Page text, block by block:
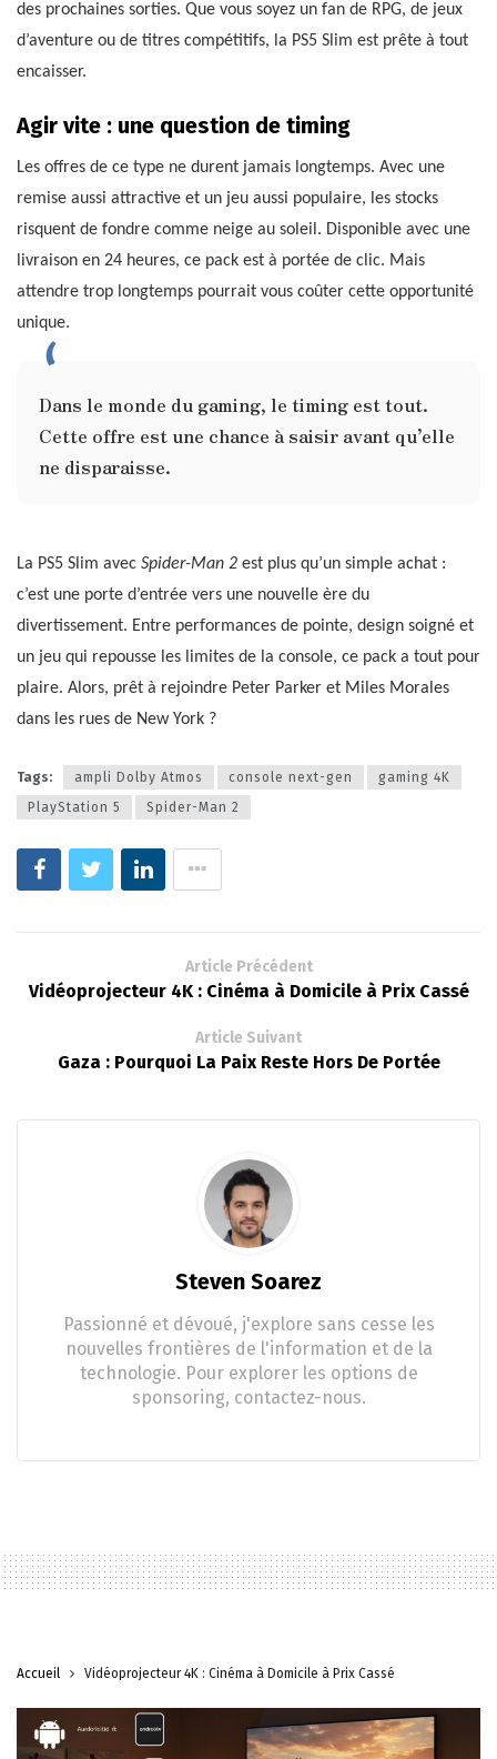
des prochaines sorties. Que vous soyez un fan de RPG, de jeux
d’aventure ou de titres compétitifs, la PS5 Slim est prête à tout
encaisser.
Agir vite : une question de timing
Les offres de ce type ne durent jamais longtemps. Avec une
remise aussi attractive et un jeu aussi populaire, les stocks
risquent de fondre comme neige au soleil. Disponible avec une
livraison en 24 heures, ce pack est à portée de clic. Mais
attendre trop longtemps pourrait vous coûter cette opportunité
unique.
Dans le monde du gaming, le timing est tout.
Cette offre est une chance à saisir avant qu’elle
ne disparaisse.
La PS5 Slim avec Spider-Man 2 est plus qu’un simple achat :
c’est une porte d’entrée vers une nouvelle ère du
divertissement. Entre performances de pointe, design soigné et
un jeu qui repousse les limites de la console, ce pack a tout pour
plaire. Alors, prêt à rejoindre Peter Parker et Miles Morales
dans les rues de New York ?
Tags: ampli Dolby Atmos console next-gen
gaming 4K
PlayStation 5
Spider-Man 2
Article Précédent
Vidéoprojecteur 4K : Cinéma à Domicile à Prix Cassé
Article Suivant
Gaza : Pourquoi La Paix Reste Hors De Portée
Steven Soarez
Passionné et dévoué, j'explore sans cesse les
nouvelles frontières de l'information et de la
technologie. Pour explorer les options de
sponsoring, contactez-nous.
Accueil Vidéoprojecteur 4K : Cinéma à Domicile à Prix Cassé